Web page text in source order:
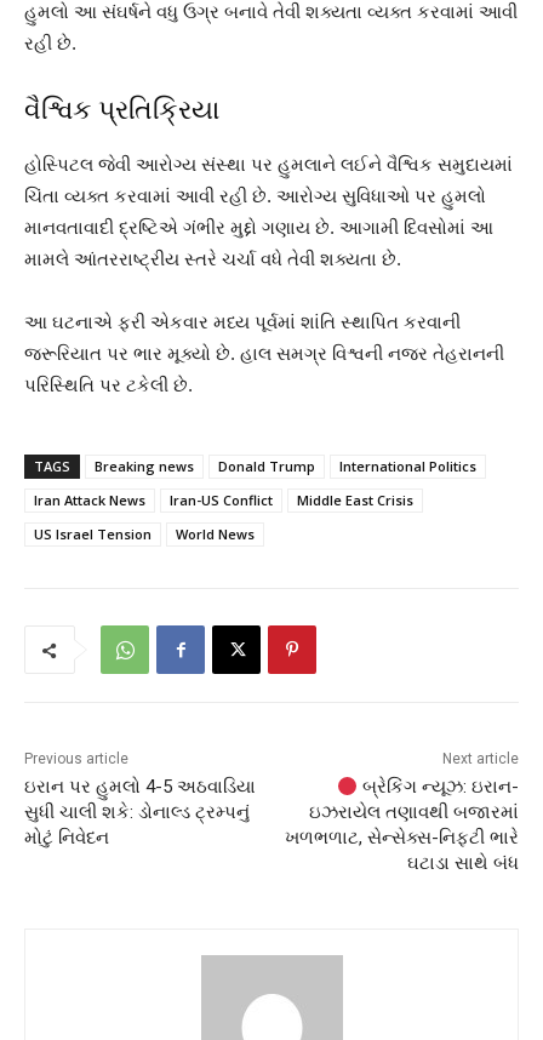
હુમલો આ સંઘર્ષને વધુ ઉગ્ર બનાવે તેવી શક્યતા વ્યક્ત કરવામાં આવી
રહી છે.
વૈશ્વિક પ્રતિક્રિયા
હોસ્પિટલ જેવી આરોગ્ય સંસ્થા પર હુમલાને લઈને વૈશ્વિક સમુદાયમાં
ચિંતા વ્યક્ત કરવામાં આવી રહી છે. આરોગ્ય સુવિધાઓ પર હુમલો
માનવતાવાદી દ્રષ્ટિએ ગંભીર મુદ્દો ગણાય છે. આગામી દિવસોમાં આ
મામલે આંતરરાષ્ટ્રીય સ્તરે ચર્ચા વધે તેવી શક્યતા છે.
આ ઘટનાએ ફરી એકવાર મધ્ય પૂર્વમાં શાંતિ સ્થાપિત કરવાની
જરૂરિયાત પર ભાર મૂક્યો છે. હાલ સમગ્ર વિશ્વની નજર તેહરાનની
પરિસ્થિતિ પર ટકેલી છે.
TAGS Breaking news Donald Trump
International Politics
Iran Attack News
Iran-US Conflict
Middle East Crisis
US Israel Tension
World News
Previous article
ઇરાન પર હુમલો 4-5 અઠવાડિયા
સુધી ચાલી શકે: ડોનાલ્ડ ટ્રમ્પનું
મોટું નિવેદન
Next article
બ્રેકિંગ ન્યૂઝ: ઇરાન-
ઇઝરાયેલ તણાવથી બજારમાં
ખળભળાટ, સેન્સેક્સ-નિફ્ટી ભારે
ઘટાડા સાથે બંધ